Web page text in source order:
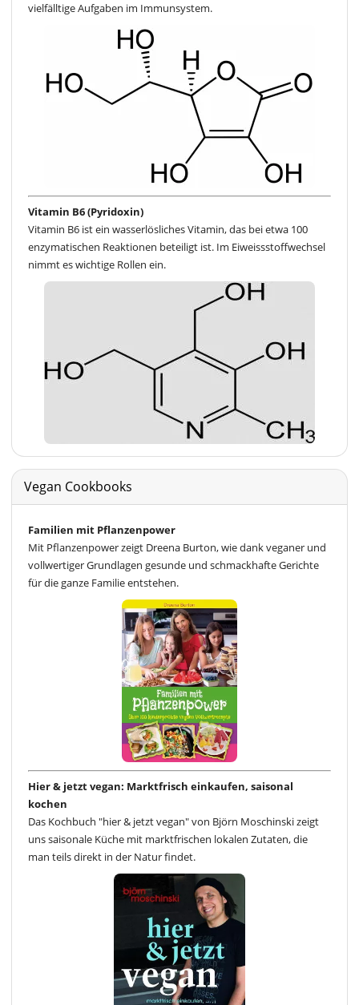
vielfälltige Aufgaben im Immunsystem.
Vitamin B6 (Pyridoxin)
Vitamin B6 ist ein wasserlösliches Vitamin, das bei etwa 100
enzymatischen Reaktionen beteiligt ist. Im Eiweissstoffwechsel
nimmt es wichtige Rollen ein.
Vegan Cookbooks
Familien mit Pflanzenpower
Mit Pflanzenpower zeigt Dreena Burton, wie dank veganer und
vollwertiger Grundlagen gesunde und schmackhafte Gerichte
für die ganze Familie entstehen.
Hier & jetzt vegan: Marktfrisch einkaufen, saisonal
kochen
Das Kochbuch "hier & jetzt vegan" von Björn Moschinski zeigt
uns saisonale Küche mit marktfrischen lokalen Zutaten, die
man teils direkt in der Natur findet.